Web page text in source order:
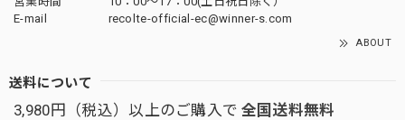
E-mail
recolte-official-ec@winner-s.com
ABOUT
送料について
3,980円（税込）以上のご購入で 全国送料無料